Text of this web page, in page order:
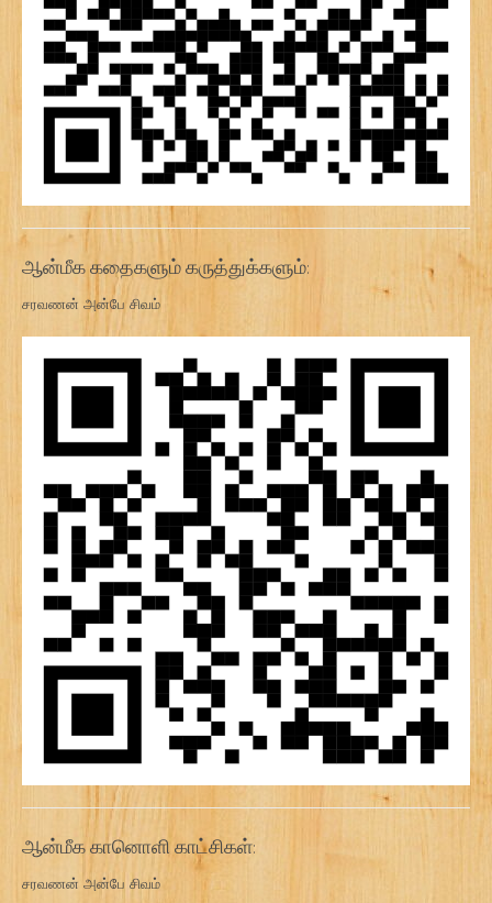
ஆன்மீக கதைகளும் கருத்துக்களும்:
சரவணன் அன்பே சிவம்
ஆன்மீக கானொளி காட்சிகள்:
சரவணன் அன்பே சிவம்